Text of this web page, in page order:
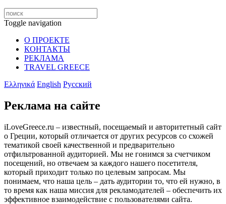
Toggle navigation
О ПРОЕКТЕ
КОНТАКТЫ
РЕКЛАМА
TRAVEL GREECE
Ελληνικά English Русский
Реклама на сайте
iLoveGreece.ru – известный, посещаемый и авторитетный сайт
о Греции, который отличается от других ресурсов со схожей
тематикой своей качественной и предварительно
отфильтрованной аудиторией. Мы не гонимся за счетчиком
посещений, но отвечаем за каждого нашего посетителя,
который приходит только по целевым запросам. Мы
понимаем, что наша цель – дать аудитории то, что ей нужно, в
то время как наша миссия для рекламодателей – обеспечить их
эффективное взаимодействие с пользователями сайта.